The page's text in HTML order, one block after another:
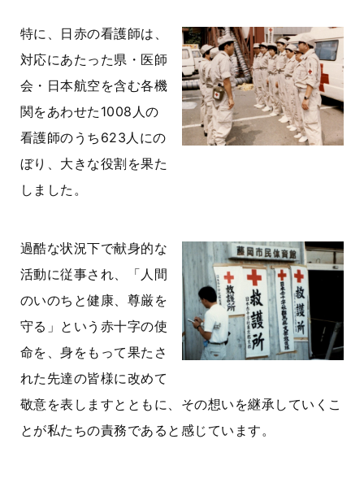
特に、日赤の看護師は、
対応にあたった県・医師
会・日本航空を含む各機
関をあわせた1008人の
看護師のうち623人にの
ぼり、大きな役割を果た
しました。
過酷な状況下で献身的な
活動に従事され、「人間
のいのちと健康、尊厳を
守る」という赤十字の使
命を、身をもって果たさ
れた先達の皆様に改めて
敬意を表しますとともに、その想いを継承していくこ
とが私たちの責務であると感じています。